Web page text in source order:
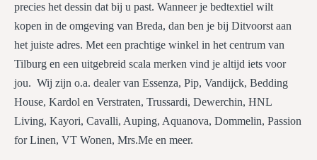
precies het dessin dat bij u past. Wanneer je bedtextiel wilt
kopen in de omgeving van Breda, dan ben je bij Ditvoorst aan
het juiste adres. Met een prachtige winkel in het centrum van
Tilburg en een uitgebreid scala merken vind je altijd iets voor
jou. Wij zijn o.a. dealer van Essenza, Pip, Vandijck, Bedding
House, Kardol en Verstraten, Trussardi, Dewerchin, HNL
Living, Kayori, Cavalli, Auping, Aquanova, Dommelin, Passion
for Linen, VT Wonen, Mrs.Me en meer.